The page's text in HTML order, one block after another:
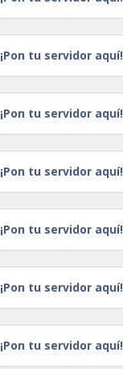
¡Pon tu servidor aquí!
¡Pon tu servidor aquí!
¡Pon tu servidor aquí!
¡Pon tu servidor aquí!
¡Pon tu servidor aquí!
¡Pon tu servidor aquí!